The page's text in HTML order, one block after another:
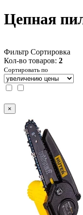
Цепная
Фильтр Сортировка
Кол-во товаров: 2
Сортировать по
×